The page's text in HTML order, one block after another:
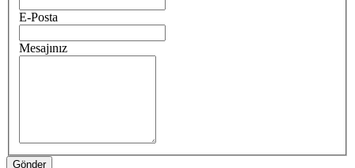
E-Posta
Mesajınız